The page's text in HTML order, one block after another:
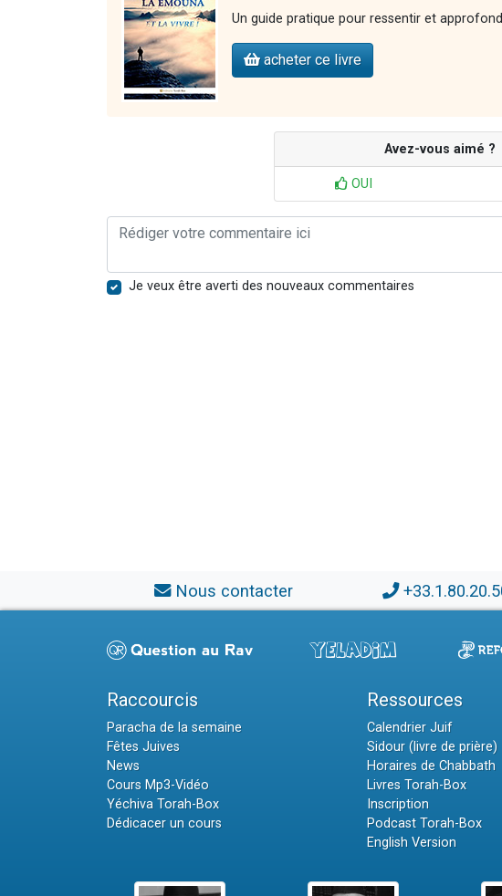
Un guide pratique pour ressentir et
acheter ce livre
Avez-vous aimé ?
OUI
Je veux être averti des nouveaux commentaires
Nous contacter
Raccourcis
Paracha de la semaine
Fêtes Juives
News
Cours Mp3-Vidéo
Yéchiva Torah-Box
Dédicacer un cours
Ressources
Calendrier Juif
Sidour (livre de prière)
Horaires de Chabbath
Livres Torah-Box
Inscription
Podcast Torah-Box
English Version